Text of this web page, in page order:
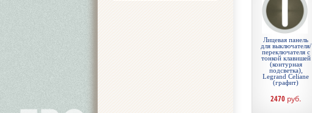
Лицевая панель
для выключателя/
переключателя с
тонкой клавишей
(контурная
подсветка),
Legrand Celiane
(графит)
2470 руб.